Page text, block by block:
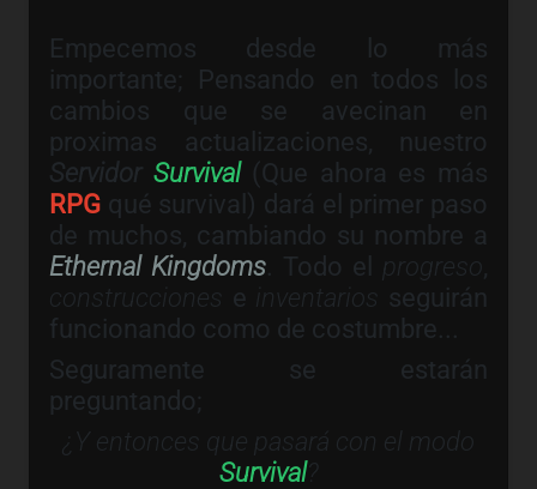
Empecemos desde lo más
importante; Pensando en todos los
cambios que se avecinan en
proximas actualizaciones, nuestro
Servidor Survival(Que ahora es más
RPG qué survival) dará el primer paso
de muchos, cambiando su nombre a
Ethernal Kingdoms. Todo el progreso,
construcciones e inventarios seguirán
funcionando como de costumbre...
Seguramente se estarán
preguntando;
¿Y entonces que pasará con el modo
Survival?